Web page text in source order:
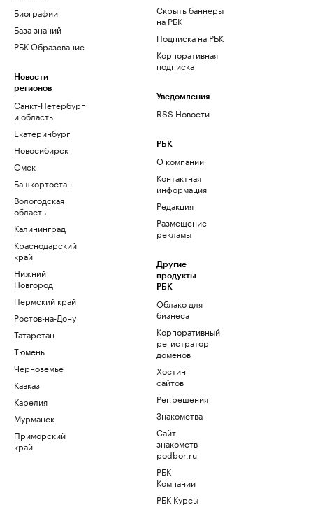
Биографии
База знаний
РБК Образование
Новости
регионов
Санкт-Петербург
и область
Екатеринбург
Новосибирск
Омск
Башкортостан
Вологодская
область
Калининград
Краснодарский
край
Нижний
Новгород
Пермский край
Ростов-на-Дону
Татарстан
Тюмень
Черноземье
Кавказ
Карелия
Мурманск
Приморский
край
Скрыть баннеры
на РБК
Подписка на РБК
Корпоративная
подписка
Уведомления
RSS Новости
РБК
О компании
Контактная
информация
Редакция
Размещение
рекламы
Другие
продукты
РБК
Облако для
бизнеса
Корпоративный
регистратор
доменов
Хостинг
сайтов
Рег.решения
Знакомства
Сайт
знакомств
podbor.ru
РБК
Компании
РБК Курсы